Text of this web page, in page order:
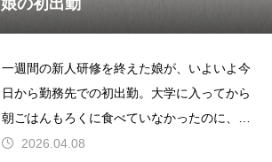
娘の初出勤
一週間の新人研修を終えた娘が、いよいよ今
日から勤務先での初出勤。大学に入ってから
朝ごはんもろくに食べていなかったのに、今
日は自分で準備して食べていました。服装に
2026.04.08